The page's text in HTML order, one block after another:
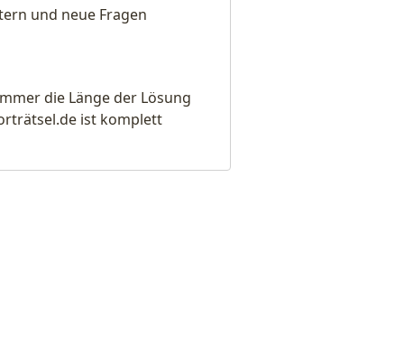
und neue Fragen
die Länge der Lösung
ist komplett